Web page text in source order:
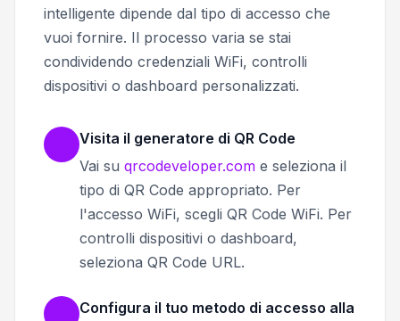
intelligente dipende dal tipo di accesso che
vuoi fornire. Il processo varia se stai
condividendo credenziali WiFi, controlli
dispositivi o dashboard personalizzati.
Visita il generatore di QR Code
Vai su qrcodeveloper.com e seleziona il
tipo di QR Code appropriato. Per
l'accesso WiFi, scegli QR Code WiFi. Per
controlli dispositivi o dashboard,
seleziona QR Code URL.
Configura il tuo metodo di accesso alla